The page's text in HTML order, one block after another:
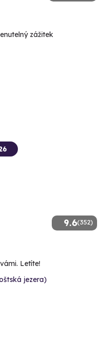
zážitek
9.6(352)
Letíte!
jezera)